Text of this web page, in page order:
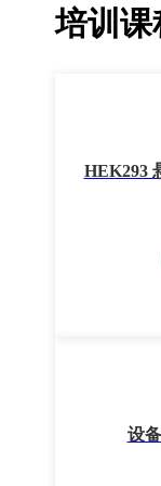
培训课
HEK293
设